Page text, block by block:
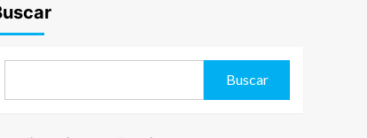
Buscar